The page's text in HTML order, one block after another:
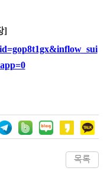
]
목록